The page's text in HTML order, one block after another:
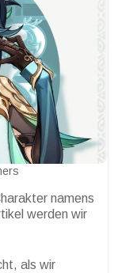
namens
werden wir
als wir